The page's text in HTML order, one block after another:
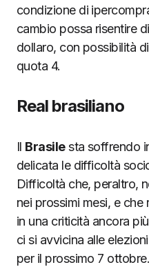
condizione di
cambio possa risentire
dollaro, con possibilità
quota 4.
Real brasiliano
Il Brasilesta soffrendo
delicata le difficoltà
Difficoltà che, peraltro,
nei prossimi mesi, e
in una criticità ancora
ci si avvicina alle
per il prossimo 7 ottobre.